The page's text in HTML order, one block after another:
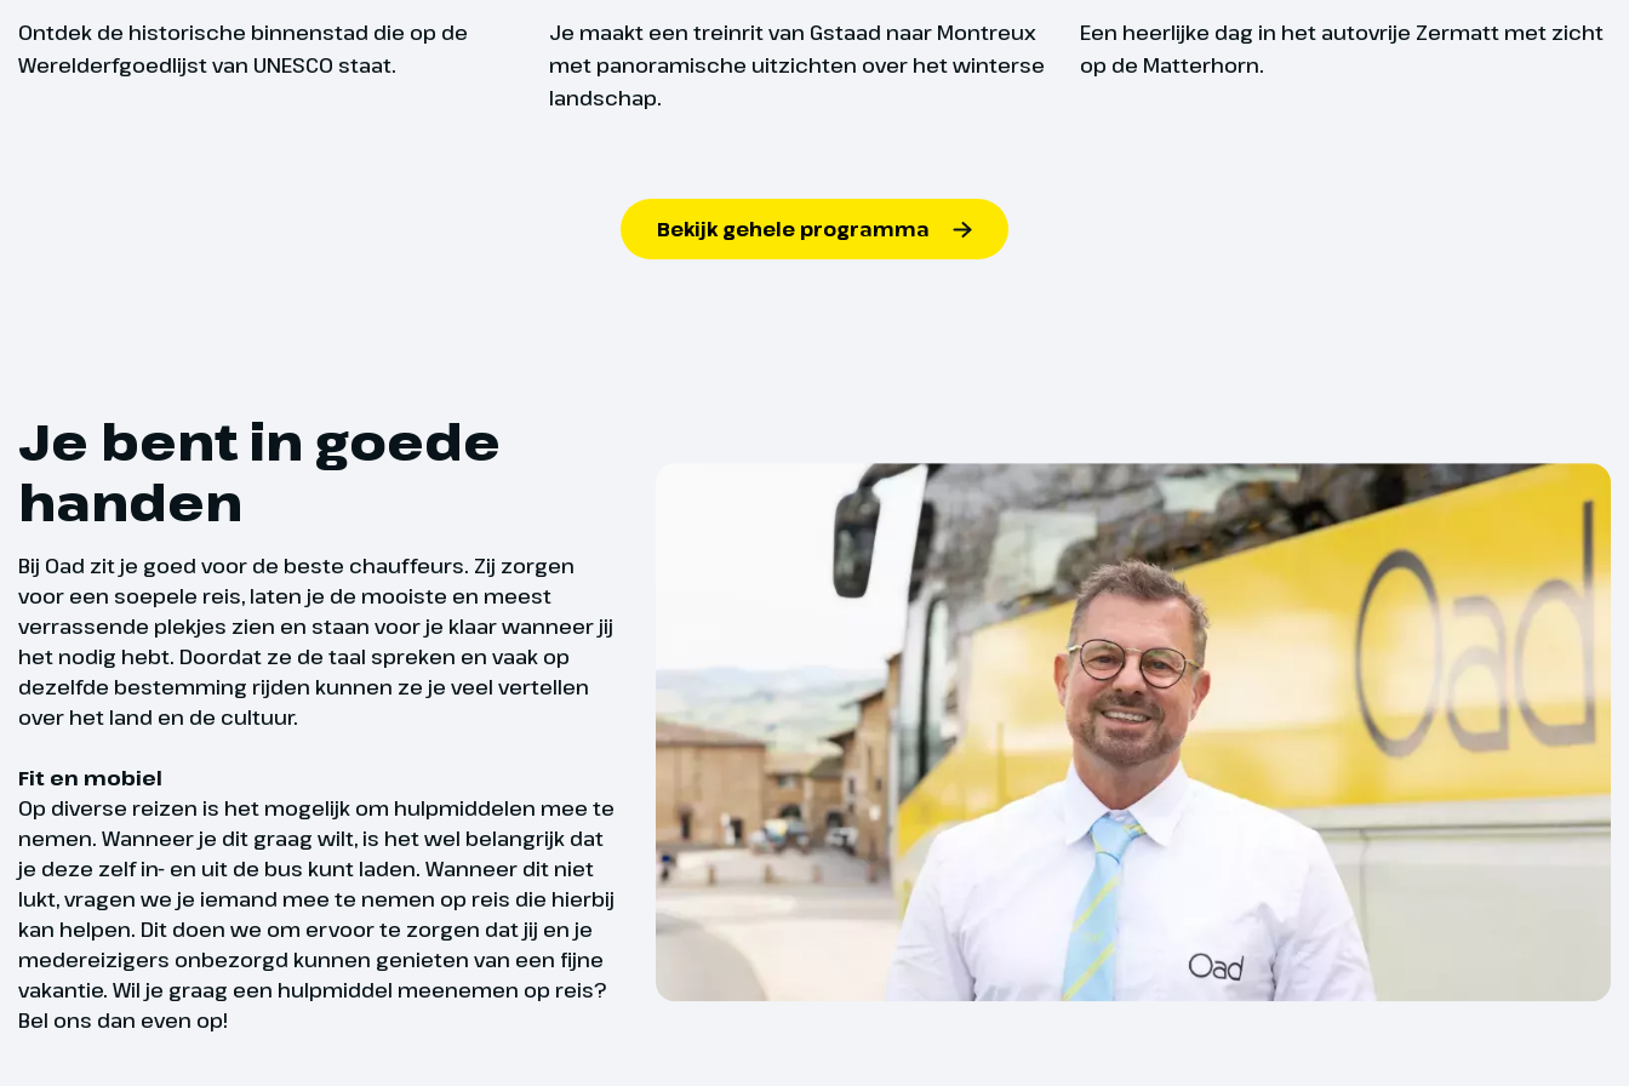
Ontdek de historische binnenstad die op de
Werelderfgoedlijst van UNESCO staat.
Je maakt een treinrit van Gstaad naar Montreux
met panoramische uitzichten over het winterse
landschap.
Een heerlijke dag in het autovrije Zermatt met zicht
op de Matterhorn.
Bekijk gehele programma
eigenaardige driehoekige vorm. We rijden
vanaf ons hotel de Zwitserse Alpen in tot
Täsch, waar we de bus parkeren. Vanaf hier is
de houten, typisch Wallisser chalets,
winkelgalerieën en restaurants. Een
panorama’s van de Zwitserse Alpen. Ga zitten
en geniet! Eenmaal boven heb je vanaf het
Matterhorn. Aan het eind van de middag rijden
we terug naar ons hotel voor de viering van
Oud & Nieuw. Vanavond wordt er 4-gangen
buffet geserveerd en is er live muziek in het
hotel. Om middernacht proosten we op 2027
met een glaasje Prosecco.
Rit met de
Gornergratbahn
naar de
Matterhorn
Ter plaatse bij te boeken.
Prijs va. € 140,- p.p.
Je bent in goede
handen
Bij Oad zit je goed voor de beste chauffeurs. Zij zorgen
voor een soepele reis, laten je de mooiste en meest
verrassende plekjes zien en staan voor je klaar wanneer jij
het nodig hebt. Doordat ze de taal spreken en vaak op
dezelfde bestemming rijden kunnen ze je veel vertellen
over het land en de cultuur.
Fit en mobiel
Op diverse reizen is het mogelijk om hulpmiddelen mee te
nemen. Wanneer je dit graag wilt, is het wel belangrijk dat
je deze zelf in- en uit de bus kunt laden. Wanneer dit niet
lukt, vragen we je iemand mee te nemen op reis die hierbij
kan helpen. Dit doen we om ervoor te zorgen dat jij en je
medereizigers onbezorgd kunnen genieten van een fijne
vakantie. Wil je graag een hulpmiddel meenemen op reis?
Bel ons dan even op!
Optionele excursies (deels bij boeking op te geven en deels ter
plaatse op de bestemming bij te boeken)
Voor alle groepsreizen geldt een minimum aantal deelnemers
Reisduur t/m 6 dagen: uiterlijk 8 dagen voor vertrek;
Reisduur van 7 t/m 10 dagen: uiterlijk 14 dagen voor vertrek;
Reisduur vanaf 11 dagen: uiterlijk 21 dagen voor vertrek.
De aanvangsdatum van jouw groepsreis geldt altijd als
uitgangspunt.
Gegarandeerd
vertrek
Wat is er fijner dan zeker weten dat jouw reis doorgaat? Bij een
georganiseerde reis is dat altijd afhankelijk van het aantal
deelnemers. Toch willen we je zoveel mogelijk garantie bieden.
Daarom bieden wij reizen aan met ‘gegarandeerd vertrek’. Dit zijn